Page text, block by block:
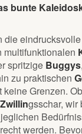
bunte
die
multifunktionalen
spritzige Buggys
zu praktischen
Grenzen.
Zwillingsschar, wir
werden.